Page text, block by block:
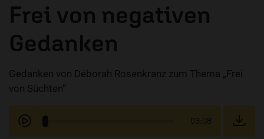
Frei von negativen
Gedanken
Gedanken von Déborah Rosenkranz zum Thema „Frei
von Süchten“
03:08